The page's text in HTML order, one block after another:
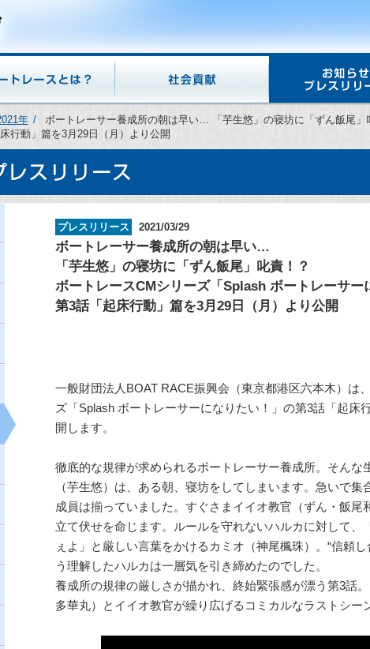
年
ボートレーサー養成所の朝は早い… 「芋生悠」の寝坊に「ずん飯尾
行動」篇を3月29日（月）より公開
プレスリリース 2021/03/29
ボートレーサー養成所の朝は早い…
「芋生悠」の寝坊に「ずん飯尾」叱責！？
ボートレースCMシリーズ「Splash ボートレーサー
第3話「起床行動」篇を3月29日（月）より公開
一般財団法人BOAT RACE振興会（東京都港区六本木）は
ズ「Splash ボートレーサーになりたい！」の第3話「起床
開します。
徹底的な規律が求められるボートレーサー養成所。そんな
（芋生悠）は、ある朝、寝坊をしてしまいます。急いで
成員は揃っていました。すぐさまイイオ教官（ずん・飯尾
立て伏せを命じます。ルールを守れないハルカに対して、
ぇよ」と厳しい言葉をかけるカミオ（神尾楓珠）。“信頼
う理解したハルカは一層気を引き締めたのでした。
養成所の規律の厳しさが描かれ、終始緊張感が漂う第3話
多華丸）とイイオ教官が繰り広げるコミカルなラストシー